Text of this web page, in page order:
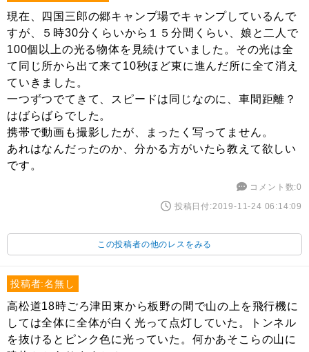
現在、四国三郎の郷キャンプ場でキャンプしているんで
すが、５時30分くらいから１５分間くらい、娘と二人で
100個以上の光る物体を見続けていました。その光は全
て同じ所から出て来て10秒ほど東に進んだ所に全て消え
ていきました。
一つずつでてきて、スピードは同じなのに、車間距離？
はばらばらでした。
携帯で動画も撮影したが、まったく写ってません。
あれはなんだったのか、分かる方がいたら教えて欲しい
です。
コメント数:0
投稿日付:2019-11-24 06:14:09
この投稿者の他のレスをみる
投稿者:名無し
高松道18時ごろ津田東から板野の間で山の上を飛行機に
しては全体に全体が白く光って点灯していた。トンネル
を抜けるとピンク色に光っていた。何かあそこらの山に